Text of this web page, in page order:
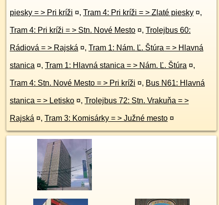
piesky = > Pri kríži ¤, Tram 4: Pri kríži = > Zlaté piesky ¤,
Tram 4: Pri kríži = > Stn. Nové Mesto ¤, Trolejbus 60:
Rádiová = > Rajská ¤, Tram 1: Nám. Ľ. Štúra = > Hlavná
stanica ¤, Tram 1: Hlavná stanica = > Nám. Ľ. Štúra ¤,
Tram 4: Stn. Nové Mesto = > Pri kríži ¤, Bus N61: Hlavná
stanica = > Letisko ¤, Trolejbus 72: Stn. Vrakuňa = >
Rajská ¤, Tram 3: Komisárky = > Južné mesto ¤